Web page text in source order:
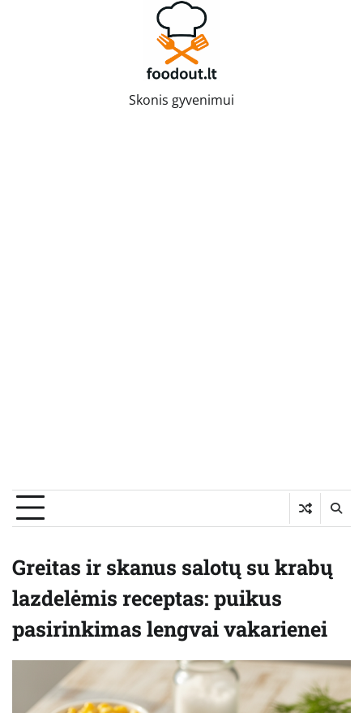
Skonis gyvenimui
Greitas ir skanus salotų su krabų
lazdelėmis receptas: puikus
pasirinkimas lengvai vakarienei